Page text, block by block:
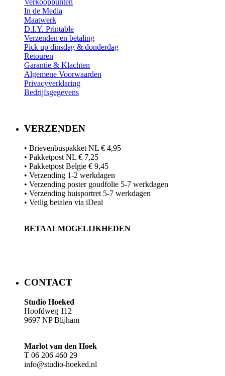
In de Media
Maatwerk
D.I.Y. Printable
Verzenden en betaling
Pick up dinsdag & donderdag
Retouren
Garantie & Klachten
Algemene Voorwaarden
Privacyverklaring
Bedrijfsgegevens
VERZENDEN
• Brievenbuspakket NL € 4,95
• Pakketpost NL € 7,25
• Pakketpost Belgie € 9,45
• Verzending 1-2 werkdagen
• Verzending poster goudfolie 5-7 werkdagen
• Verzending huisportret 5-7 werkdagen
• Veilig betalen via iDeal
BETAALMOGELIJKHEDEN
​​CONTACT
Studio Hoeked
Hoofdweg 112
9697 NP Blijham
Marlot van den Hoek
T 06 206 460 29
info@studio-hoeked.nl